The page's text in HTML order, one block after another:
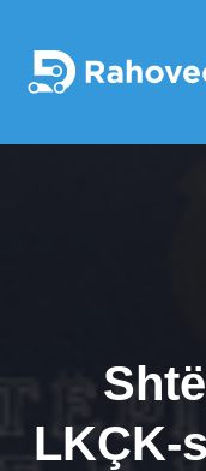
LKÇK-